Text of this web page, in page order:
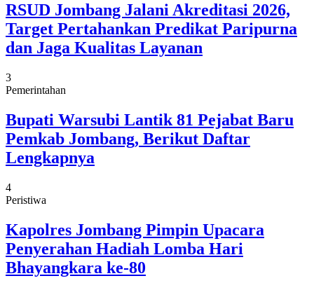
RSUD Jombang Jalani Akreditasi 2026,
Target Pertahankan Predikat Paripurna
dan Jaga Kualitas Layanan
3
Pemerintahan
Bupati Warsubi Lantik 81 Pejabat Baru
Pemkab Jombang, Berikut Daftar
Lengkapnya
4
Peristiwa
Kapolres Jombang Pimpin Upacara
Penyerahan Hadiah Lomba Hari
Bhayangkara ke-80